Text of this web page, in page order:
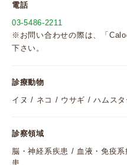
電話
03-5486-2211
※お問い合わせの際は、「
下さい。
診療動物
イヌ / ネコ / ウサギ / ハムスタ
診察領域
脳・神経系疾患 / 血液・免疫
患